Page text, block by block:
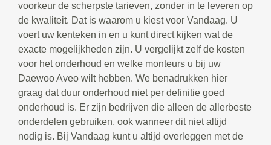
voorkeur de scherpste tarieven, zonder in te leveren op
de kwaliteit. Dat is waarom u kiest voor Vandaag. U
voert uw kenteken in en u kunt direct kijken wat de
exacte mogelijkheden zijn. U vergelijkt zelf de kosten
voor het onderhoud en welke monteurs u bij uw
Daewoo Aveo wilt hebben. We benadrukken hier
graag dat duur onderhoud niet per definitie goed
onderhoud is. Er zijn bedrijven die alleen de allerbeste
onderdelen gebruiken, ook wanneer dit niet altijd
nodig is. Bij Vandaag kunt u altijd overleggen met de